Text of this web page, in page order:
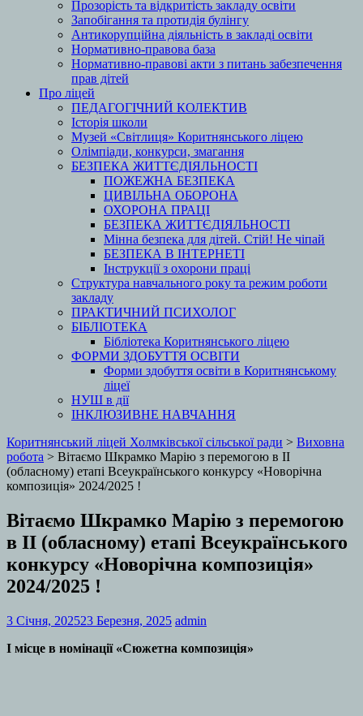
Прозорість та відкритість закладу освіти
Запобігання та протидія булінгу
Антикорупційна діяльність в закладі освіти
Нормативно-правова база
Нормативно-правові акти з питань забезпечення
прав дітей
Про ліцей
ПЕДАГОГІЧНИЙ КОЛЕКТИВ
Історія школи
Музей «Світлиця» Коритнянського ліцею
Олімпіади, конкурси, змагання
БЕЗПЕКА ЖИТТЄДІЯЛЬНОСТІ
ПОЖЕЖНА БЕЗПЕКА
ЦИВІЛЬНА ОБОРОНА
ОХОРОНА ПРАЦІ
БЕЗПЕКА ЖИТТЄДІЯЛЬНОСТІ
Мінна безпека для дітей. Стій! Не чіпай
БЕЗПЕКА В ІНТЕРНЕТІ
Інструкції з охорони праці
Структура навчального року та режим роботи
закладу
ПРАКТИЧНИЙ ПСИХОЛОГ
БІБЛІОТЕКА
Бібліотека Коритнянського ліцею
ФОРМИ ЗДОБУТТЯ ОСВІТИ
Форми здобуття освіти в Коритнянському
ліцеї
НУШ в дії
ІНКЛЮЗИВНЕ НАВЧАННЯ
Коритнянський ліцей Холмківської сільської ради > Виховна
робота > Вітаємо Шкрамко Марію з перемогою в ІІ
(обласному) етапі Всеукраїнського конкурсу «Новорічна
композиція» 2024/2025 !
Вітаємо Шкрамко Марію з перемогою
в ІІ (обласному) етапі Всеукраїнського
конкурсу «Новорічна композиція»
2024/2025 !
3 Січня, 202523 Березня, 2025 admin
І місце в номінації «Сюжетна композиція»